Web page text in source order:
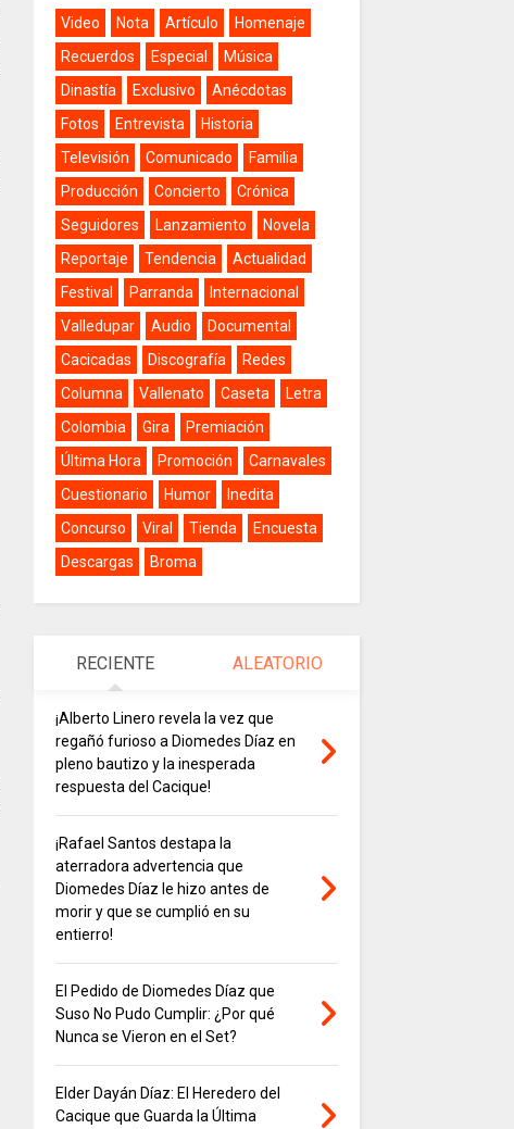
Video Nota Artículo
Homenaje
Recuerdos
Especial
Música
Dinastía
Exclusivo
Anécdotas
Fotos
Entrevista
Historia
Televisión
Comunicado
Familia
Producción
Concierto
Crónica
Seguidores
Lanzamiento
Novela
Reportaje
Tendencia
Actualidad
Festival
Parranda
Internacional
Valledupar
Audio
Documental
Cacicadas
Discografía
Redes
Columna
Vallenato Caseta
Letra
Colombia
Gira
Premiación
Última Hora
Promoción
Carnavales
Cuestionario
Humor
Inedita
Concurso
Viral Tienda
Encuesta
Descargas
Broma
RECIENTE ALEATORIO
¡Alberto Linero revela la vez que
regañó furioso a Diomedes Díaz en
pleno bautizo y la inesperada
respuesta del Cacique!
¡Rafael Santos destapa la
aterradora advertencia que
Diomedes Díaz le hizo antes de
morir y que se cumplió en su
entierro!
El Pedido de Diomedes Díaz que
Suso No Pudo Cumplir: ¿Por qué
Nunca se Vieron en el Set?
Elder Dayán Díaz: El Heredero del
Cacique que Guarda la Última